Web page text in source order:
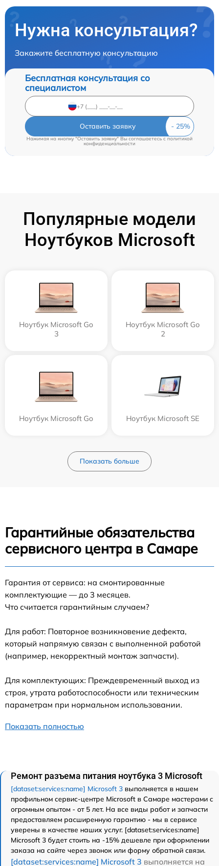
Нужна консультация?
Закажите бесплатную консультацию
Бесплатная консультация со
специалистом
Оставить заявку
Нажимая на кнопку "Оставить заявку" Вы соглашаетесь c политикой
конфиденциальности
Популярные модели
Ноутбуков Microsoft
Ноутбук Microsoft Go
3
Ноутбук Microsoft Go
2
Ноутбук Microsoft Go Ноутбук Microsoft SE
Показать больше
Гарантийные обязательства
сервисного центра в Самаре
Гарантия от сервиса: на смонтированные
комплектующие — до 3 месяцев.
Что считается гарантийным случаем?
Для работ: Повторное возникновение дефекта,
который напрямую связан с выполненной работой
(например, некорректный монтаж запчасти).
Для комплектующих: Преждевременный выход из
строя, утрата работоспособности или техническим
параметрам при нормальном использовании.
Показать полностью
Ремонт разъема питания ноутбука 3 Microsoft
[dataset:services:name] Microsoft 3 выполняется в нашем
профильном сервис-центре Microsoft в Самаре мастерами с
огромным опытом - от 5 лет. На все виды работ и запчасти
предоставляем расширенную гарантию - мы в сервисе
уверены в качестве наших услуг. [dataset:services:name]
Microsoft 3 будет стоить на -15% дешевле при оформлении
заказа на сайте через звонок или форму обратной связи.
[dataset:services:name] Microsoft 3 выполняется на